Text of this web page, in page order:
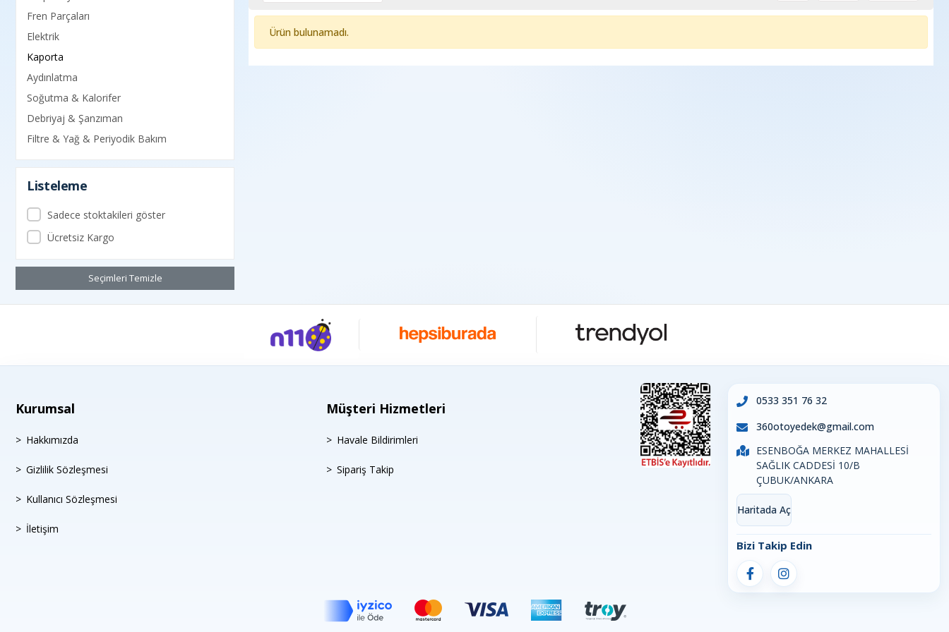
Fren Parçaları
Elektrik
Kaporta
Aydınlatma
Soğutma & Kalorifer
Debriyaj & Şanzıman
Filtre & Yağ & Periyodik Bakım
Listeleme
Sadece stoktakileri göster
Ücretsiz Kargo
Seçimleri Temizle
Ürün bulunamadı.
Kurumsal
Hakkımızda
Gizlilik Sözleşmesi
Kullanıcı Sözleşmesi
İletişim
Müşteri Hizmetleri
Havale Bildirimleri
Sipariş Takip
0533 351 76 32
360otoyedek@gmail.com
ESENBOĞA MERKEZ MAHALLESİ
SAĞLIK CADDESİ 10/B
ÇUBUK/ANKARA
Haritada Aç
Bizi Takip Edin